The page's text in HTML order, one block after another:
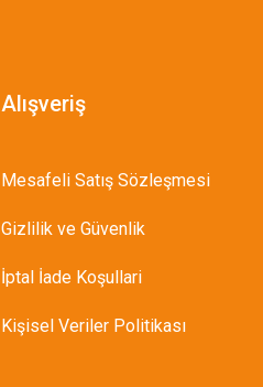
Alışveriş
Mesafeli Satış Sözleşmesi
Gizlilik ve Güvenlik
İptal İade Koşullari
Kişisel Veriler Politikası